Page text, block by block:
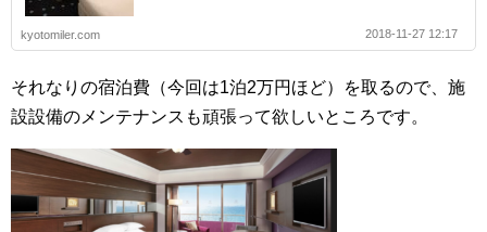
kyotomiler.com 2018-11-27 12:17
それなりの宿泊費（今回は1泊2万円ほど）を取るので、施
設設備のメンテナンスも頑張って欲しいところです。